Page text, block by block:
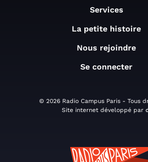
Services
La petite histoire
Nous rejoindre
Se connecter
© 2026 Radio Campus Paris - Tous
Site internet développé par